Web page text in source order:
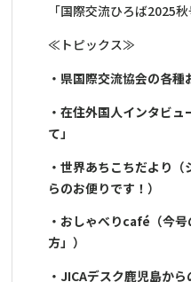
「国際交流ひろば2025
≪トピックス≫
・県国際交流協会の各種
・在住外国人インタビ
て」
・世界あちこちだより
らのお便りです！）
・おしゃべりcafé（今
方」）
・JICAデスク鹿児島か